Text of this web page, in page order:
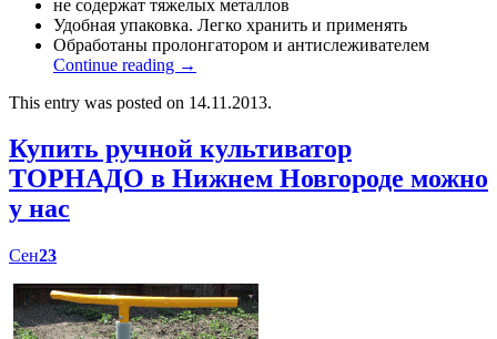
не содержат тяжелых металлов
Удобная упаковка. Легко хранить и применять
Обработаны пролонгатором и антислеживателем
Continue reading →
This entry was posted on 14.11.2013.
Купить ручной культиватор
ТОРНАДО в Нижнем Новгороде можно
у нас
Сен23